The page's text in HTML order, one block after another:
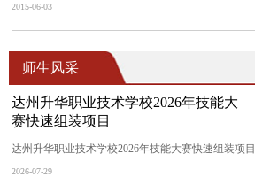
2015-06-03
师生风采
达州升华职业技术学校2026年技能大
赛快速组装项目
达州升华职业技术学校2026年技能大赛快速组装项目
2026-07-29